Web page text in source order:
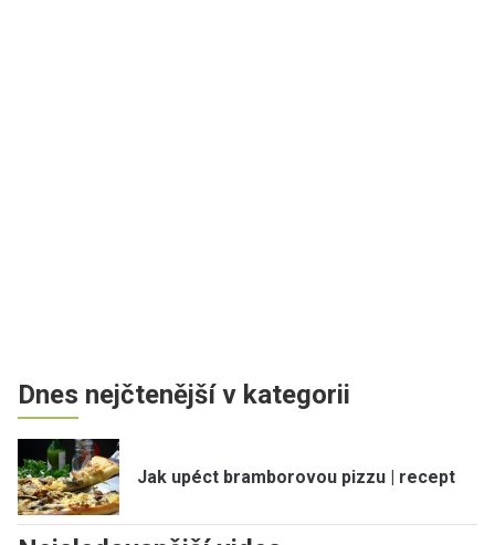
Dnes nejčtenější v kategorii
Jak upéct bramborovou pizzu | recept